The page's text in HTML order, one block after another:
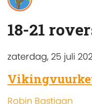
18-21
zaterdag, 25 juli
Robin Bastiaan